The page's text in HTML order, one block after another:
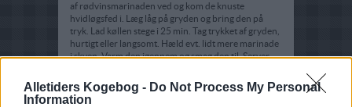
Alletiders Kogebog - Do Not Process My Personal
Information
af rødvinsmarinaden ved og kom de knuste
hvidløgsfed i. Læg låg på gryden og bring den på
tryk. Lad køllen stege i 25 min. Tag trykket af gryden,
hurtigt eller langsomt. Hæld evt. lidt mere marinade
i skyen. Varm den igennem og smag den til. Server
pillekartofler samt en god salat.